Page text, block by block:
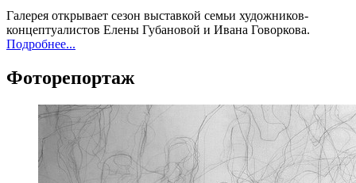
Галерея открывает сезон выставкой семьи художников-
концептуалистов Елены Губановой и Ивана Говоркова.
Подробнее...
Фоторепортаж